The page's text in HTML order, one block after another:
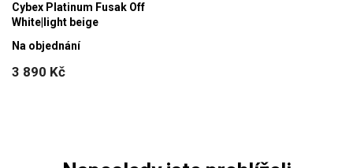
Cybex Platinum Fusak Off
White|light beige
3 890 Kč
Na objednání